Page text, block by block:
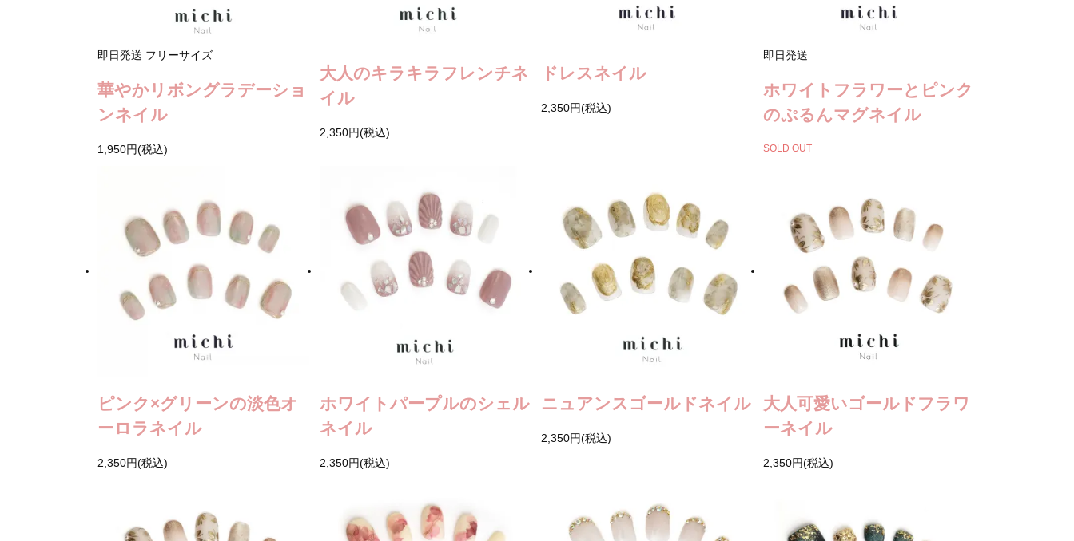
即日発送 フリーサイズ
華やかリボングラデーショ
ンネイル
1,950円(税込)
大人のキラキラフレンチネ
イル
2,350円(税込)
ドレスネイル
2,350円(税込)
即日発送
ホワイトフラワーとピンク
のぷるんマグネイル
SOLD OUT
ピンク×グリーンの淡色オ
ーロラネイル
2,350円(税込)
ホワイトパープルのシェル
ネイル
2,350円(税込)
ニュアンスゴールドネイル
2,350円(税込)
大人可愛いゴールドフラワ
ーネイル
2,350円(税込)